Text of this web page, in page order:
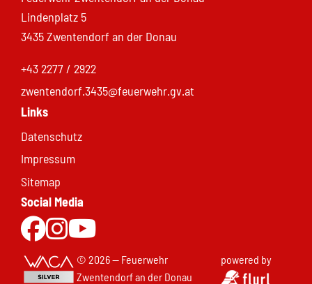
Lindenplatz 5
3435 Zwentendorf an der Donau
+43 2277 / 2922
zwentendorf.3435@feuerwehr.gv.at
Links
Datenschutz
Impressum
Sitemap
Social Media
Zur Facebookseite
Zu Instgram
© 2026 — Feuerwehr
Zwentendorf an der Donau
powered by